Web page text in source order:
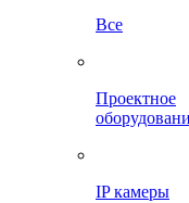
Все
Проектное
IP камеры